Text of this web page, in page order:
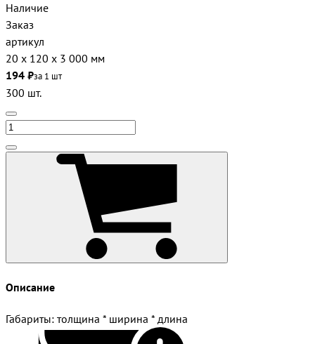
Наличие
Заказ
артикул
20 х 120 х 3 000 мм
194 ₽за 1 шт
300 шт.
Описание
Габариты: толщина * ширина * длина